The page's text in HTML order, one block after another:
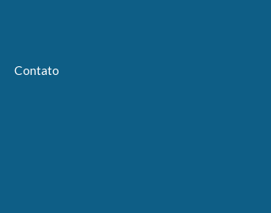
Contato